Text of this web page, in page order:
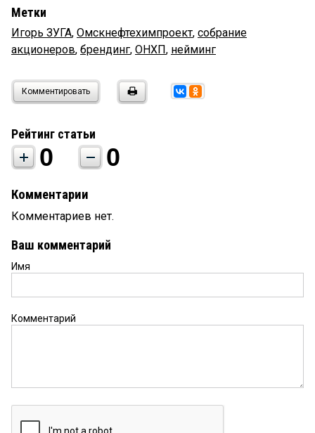
Метки
Игорь ЗУГА, Омскнефтехимпроект, собрание
акционеров, брендинг, ОНХП, нейминг
Комментировать
Рейтинг статьи
0 0
Комментарии
Комментариев нет.
Ваш комментарий
Имя
Комментарий